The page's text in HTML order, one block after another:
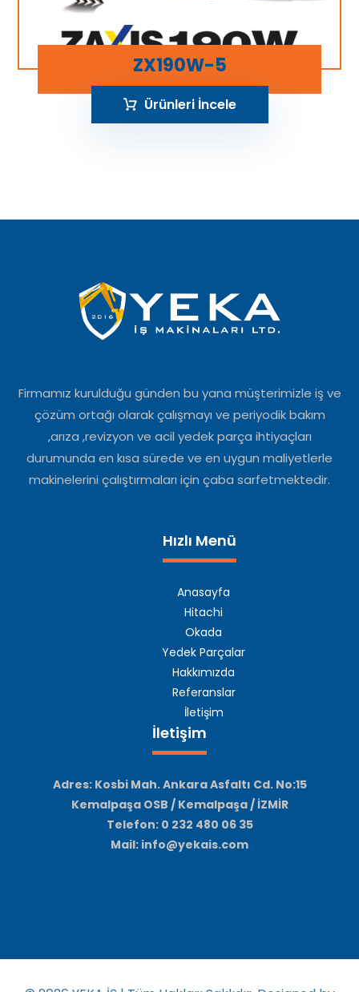
ZX190W-5
Ürünleri İncele
Firmamız kurulduğu günden bu yana müşterimizle iş ve
çözüm ortağı olarak çalışmayı ve periyodik bakım
,arıza ,revizyon ve acil yedek parça ihtiyaçları
durumunda en kısa sürede ve en uygun maliyetlerle
makinelerini çalıştırmaları için çaba sarfetmektedir.
Hızlı Menü
Anasayfa
Hitachi
Okada
Yedek Parçalar
Hakkımızda
Referanslar
İletişim
İletişim
Adres: Kosbi Mah. Ankara Asfaltı Cd. No:15
Kemalpaşa OSB / Kemalpaşa / İZMİR
Telefon: 0 232 480 06 35
Mail: info@yekais.com